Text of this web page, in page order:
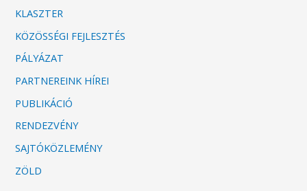
KLASZTER
KÖZÖSSÉGI FEJLESZTÉS
PÁLYÁZAT
PARTNEREINK HÍREI
PUBLIKÁCIÓ
RENDEZVÉNY
SAJTÓKÖZLEMÉNY
ZÖLD